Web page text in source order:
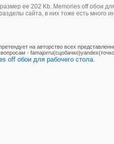
ее 202 Kb. Мemories off обои
сайта, в них тоже есть много
на авторство всех
-
off обои для рабочего стола.